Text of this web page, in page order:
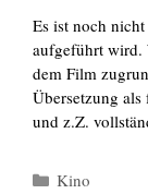
Es ist noch
aufgeführt wird.
dem Film
Übersetzung
und z.Z.
Kategorien
Kino